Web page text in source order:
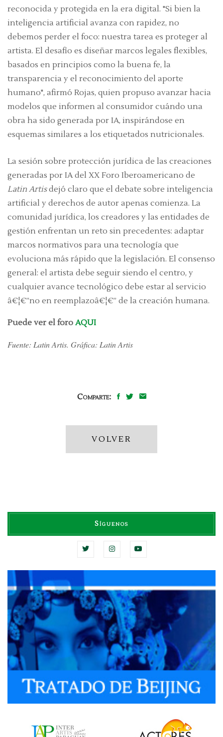
reconocida y protegida en la era digital. "Si bien la
inteligencia artificial avanza con rapidez, no
debemos perder el foco: nuestra tarea es proteger al
artista. El desafío es diseñar marcos legales flexibles,
basados en principios como la buena fe, la
transparencia y el reconocimiento del aporte
humano", afirmó Rojas, quien propuso avanzar hacia
modelos que informen al consumidor cuándo una
obra ha sido generada por IA, inspirándose en
esquemas similares a los etiquetados nutricionales.
La sesión sobre protección jurídica de las creaciones
generadas por IA del XX Foro Iberoamericano de
Latin Artisdejó claro que el debate sobre inteligencia
artificial y derechos de autor apenas comienza. La
comunidad jurídica, los creadores y las entidades de
gestión enfrentan un reto sin precedentes: adaptar
marcos normativos para una tecnología que
evoluciona más rápido que la legislación. El consenso
general: el artista debe seguir siendo el centro, y
cualquier avance tecnológico debe estar al servicio
â€¦€”no en reemplazoâ€¦€” de la creación humana.
Puede ver el foro AQUI
Fuente: Latin Artis. Gráfica: Latin Artis
Comparte:
VOLVER
Síguenos